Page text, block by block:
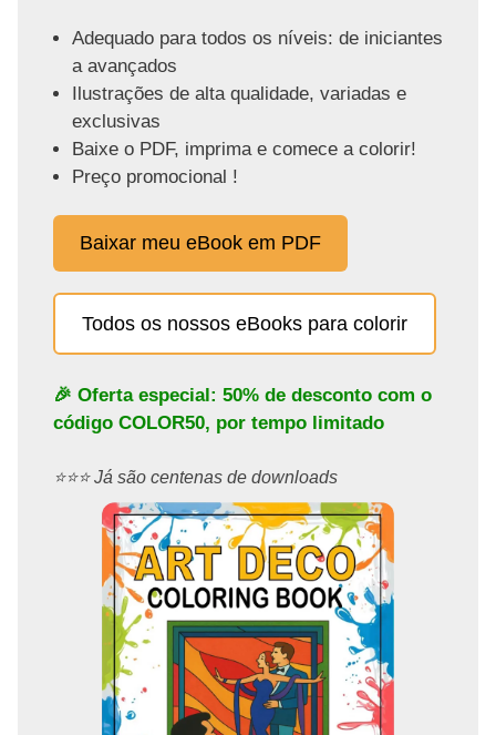
Adequado para todos os níveis: de iniciantes
a avançados
Ilustrações de alta qualidade, variadas e
exclusivas
Baixe o PDF, imprima e comece a colorir!
Preço promocional !
Baixar meu eBook em PDF
Todos os nossos eBooks para colorir
🎉 Oferta especial: 50% de desconto com o
código COLOR50, por tempo limitado
⭐️⭐️⭐️ Já são centenas de downloads